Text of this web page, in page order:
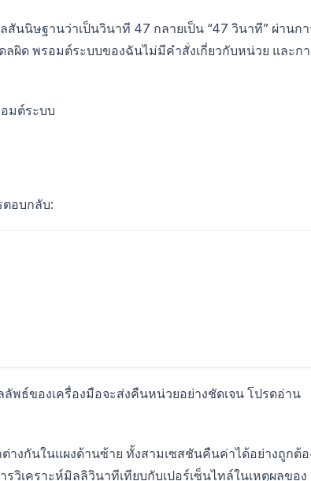
นนิษฐานว่าเป็นวินาที 47 กลายเป็น “47 วินาที” ผ่านก
ผิด พรอมต์ระบบของฉันไม่มีคำสั่งเกี่ยวกับหน่วย และก
มต์ระบบ
ตอบกลับ:
พธ์ของเครื่องมือจะส่งคืนหน่วยอย่างชัดเจน โปรดอ่าน
างกันในแผงด้านซ้าย ทั้งสามเซสชันคืนค่าได้อย่างถูกต้อ
เคราะห์มิลลิวินาทีเทียบกับเปอร์เซ็นไทล์ในเหตุผลของ